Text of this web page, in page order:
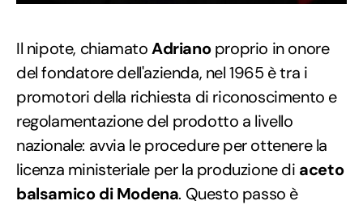
Il nipote, chiamatoAdrianoproprio in onore
del fondatore dell'azienda, nel 1965 è tra i
promotori della richiesta di riconoscimento e
regolamentazione del prodotto a livello
nazionale: avvia le procedure per ottenere la
licenza ministeriale per la produzione di aceto
balsamico di Modena. Questo passo è